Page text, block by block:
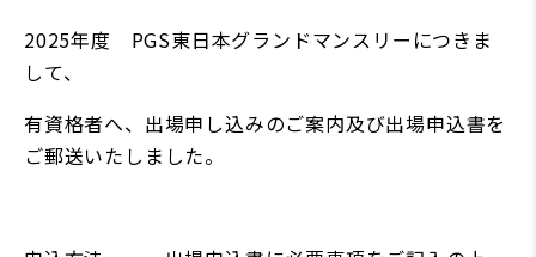
2025年度 PGS東日本グランドマンスリーにつきま
して、
有資格者へ、出場申し込みのご案内及び出場申込書を
ご郵送いたしました。